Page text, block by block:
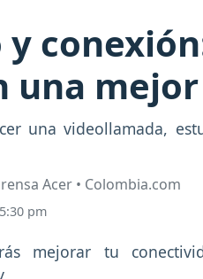
una
una videollamada,
Acer • Colombia.com
pm